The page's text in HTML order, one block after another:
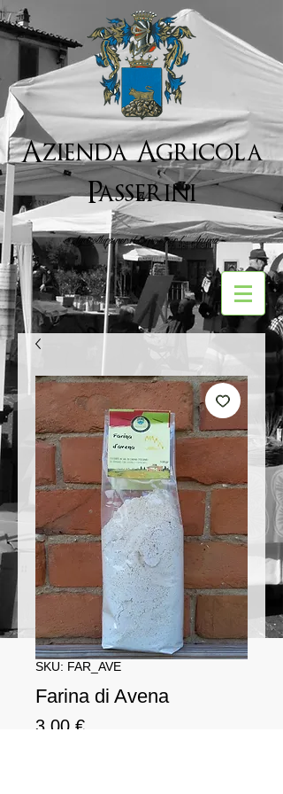
Azienda Agricola
Passerini
Agricoltura per il corpo e per l''Anima
SKU: FAR_AVE
Farina di Avena
3,00 €Prezzo